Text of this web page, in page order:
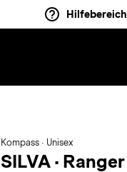
Hilfebereich
Kompass · Unisex
SILVA · Ranger